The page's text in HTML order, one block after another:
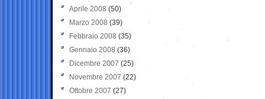
Aprile 2008 (50)
Marzo 2008 (39)
Febbraio 2008 (35)
Gennaio 2008 (36)
Dicembre 2007 (25)
Novembre 2007 (22)
Ottobre 2007 (27)